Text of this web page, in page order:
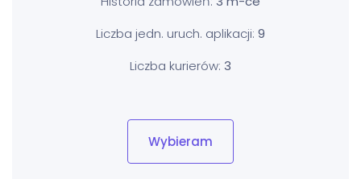
Liczba jedn. uruch. aplikacji: 9
Liczba kurierów: 3
Wybieram